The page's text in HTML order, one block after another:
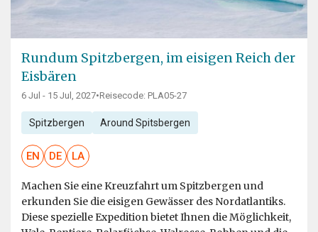
Rundum Spitzbergen, im eisigen Reich der
Eisbären
6 Jul - 15 Jul, 2027•Reisecode: PLA05-27
Spitzbergen Around Spitsbergen
EN DE LA
Machen Sie eine Kreuzfahrt um Spitzbergen und
erkunden Sie die eisigen Gewässer des Nordatlantiks.
Diese spezielle Expedition bietet Ihnen die Möglichkeit,